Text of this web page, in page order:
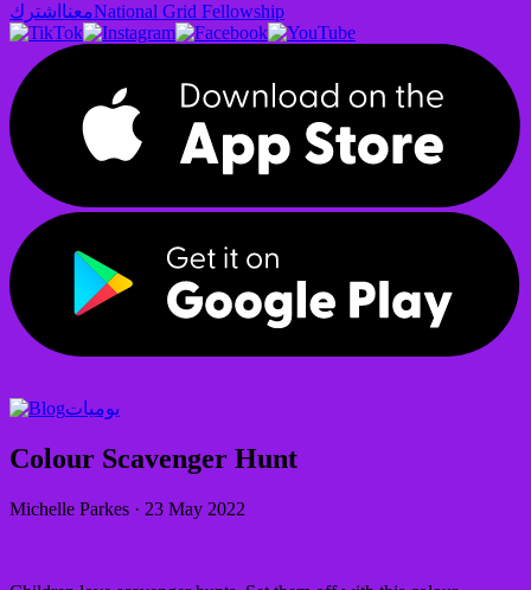
معنا اشترك National Grid Fellowship
يوميات
Colour Scavenger Hunt
Michelle Parkes · 23 May 2022